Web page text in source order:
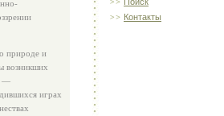
Контакты
природе и
возникших
—
играх